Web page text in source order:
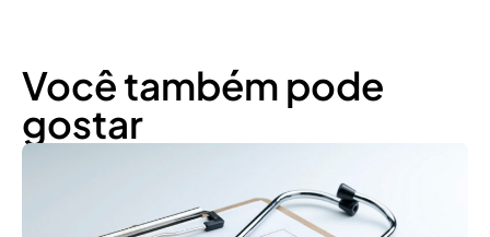
Você também pode
gostar